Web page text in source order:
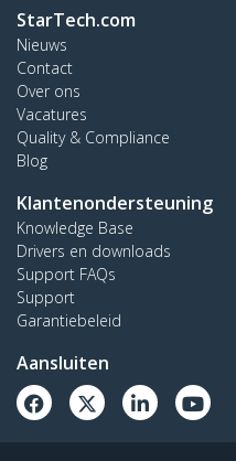
StarTech.com
Nieuws
Contact
Over ons
Vacatures
Quality & Compliance
Blog
Klantenondersteuning
Knowledge Base
Drivers en downloads
Support FAQs
Support
Garantiebeleid
Aansluiten